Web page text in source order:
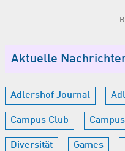
Aktuelle
Adlershof Journal
Campus Club
Diversität Games